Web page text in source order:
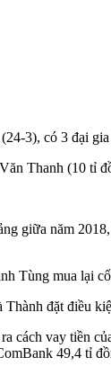
3), có 3 đại
Thanh (10 tỉ
giữa năm
Tùng mua lại
đặt điều
cách vay tiền
49,4 tỉ